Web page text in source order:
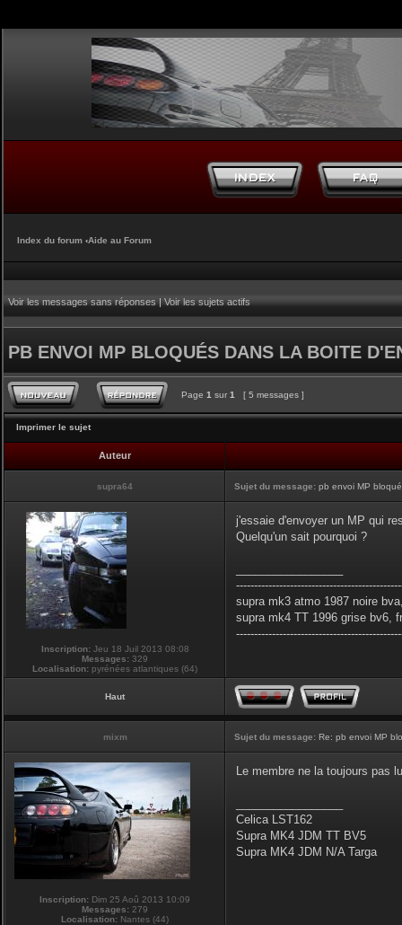
Index du forum ‹Aide au Forum
Voir les messages sans réponses|Voir les sujets actifs
PB ENVOI MP BLOQUÉS DANS LA BOITE
Page 1 sur 1 [ 5 messages ]
Imprimer le sujet
Auteur
supra64 Sujet du message: pb envoi MP
Inscription:Jeu 18 Juil 2013 08:08
Messages: 329
Localisation: pyrénées atlantiques (64)
j'essaie d'envoyer un MP qui
Quelqu'un sait pourquoi ?
supra mk3 atmo 1987 noire
supra mk4 TT 1996 grise bv6,
Haut
mixm Sujet du message: Re: pb envoi MP
Inscription: Dim 25 Aoû 2013 10:09
Messages: 279
Localisation: Nantes (44)
Le membre ne la toujours pas
Celica LST162
Supra MK4 JDM TT BV5
Supra MK4 JDM N/A Targa